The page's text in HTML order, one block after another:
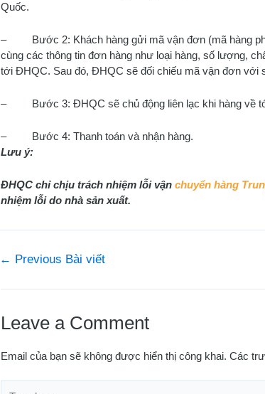
Quốc.
– Bước 2: Khách hàng gửi mã vận đơn (mã hàng
cùng các thông tin đơn hàng như loại hàng, số lượng,
tới ĐHQC. Sau đó, ĐHQC sẽ đối chiếu mã vận đơn với
– Bước 3: ĐHQC sẽ chủ động liên lạc khi hàng về
– Bước 4: Thanh toán và nhận hàng.
Lưu ý:
ĐHQC chỉ chịu trách nhiệm lỗi vận chuyển hàng
nhiệm lỗi do nhà sản xuất.
← Previous Bài viết
Leave a Comment
Email của bạn sẽ không được hiển thị công khai. Các